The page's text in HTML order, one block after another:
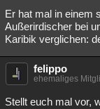
Er hat mal in einem
Außerirdischer bei
Karibik verglichen:
felippo
ehemaliges
Stellt euch mal vor,